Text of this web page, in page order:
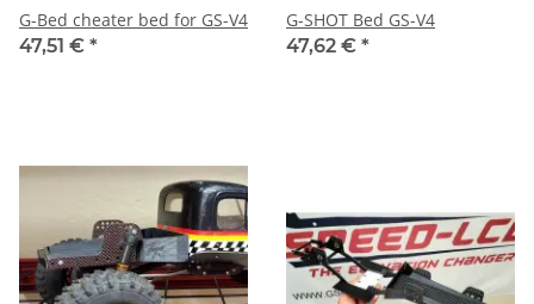
G-Bed cheater bed for GS-V4
47,51 € *
G-SHOT Bed GS-V4
47,62 € *